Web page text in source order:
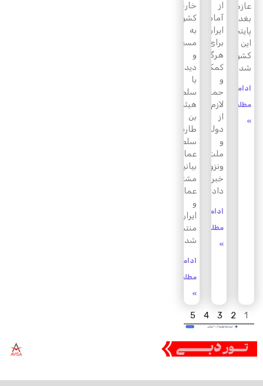
عازم
بغداد
پایتخت
این
کشور
شد
ادامه
مطلب
»
از
آمادگی
ایران
برای
هرگونه
کمک
و
حمایت
لازم
از
دولت
و
ملت
ونزوئلا
خبر
داد
ادامه
مطلب
»
خارجه
کشورمان
به
مسقط
و
دیدار
با
سلطان
هیثم
بن
طارق
سلطان
عمان،
بیانیه
مشترک
عمان
و
ایران
منتشر
شد.
ادامه
مطلب
»
1
2
3
4
5